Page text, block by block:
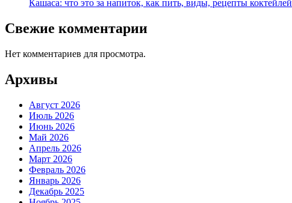
Кашаса: что это за напиток, как пить, виды, рецепты коктейлей
Свежие комментарии
Нет комментариев для просмотра.
Архивы
Август 2026
Июль 2026
Июнь 2026
Май 2026
Апрель 2026
Март 2026
Февраль 2026
Январь 2026
Декабрь 2025